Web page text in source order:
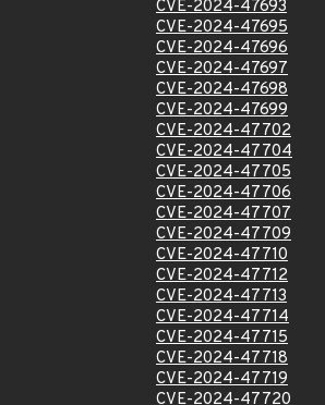
CVE-2024-47693
CVE-2024-47695
CVE-2024-47696
CVE-2024-47697
CVE-2024-47698
CVE-2024-47699
CVE-2024-47702
CVE-2024-47704
CVE-2024-47705
CVE-2024-47706
CVE-2024-47707
CVE-2024-47709
CVE-2024-47710
CVE-2024-47712
CVE-2024-47713
CVE-2024-47714
CVE-2024-47715
CVE-2024-47718
CVE-2024-47719
CVE-2024-47720